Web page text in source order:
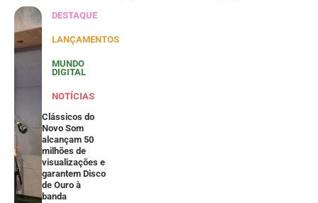
DESTAQUE
LANÇAMENTOS
MUNDO
DIGITAL
NOTÍCIAS
Clássicos do
Novo Som
alcançam 50
milhões de
visualizações e
garantem Disco
de Ouro à
banda